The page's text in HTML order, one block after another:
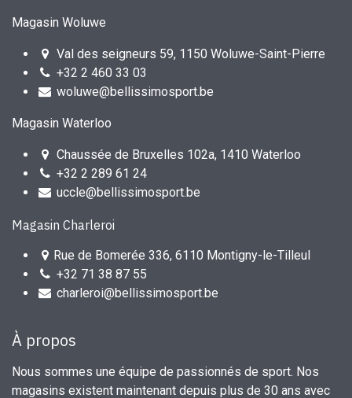
Magasin Woluwe
Val des seigneurs 59, 1150 Woluwe-Saint-Pierre
+32 2 460 33 03
woluwe@bellissimosport.be
Magasin Waterloo
Chaussée de Bruxelles 102a, 1410 Waterloo
+32 2 289 61 24
uccle@bellissimosport.be
Magasin Charleroi
Rue de Bomerée 336, 6110 Montigny-le-Tilleul
+32 71 38 87 55
charleroi@bellissimosport.be
À propos
Nous sommes une équipe de passionnés de sport. Nos
magasins existent maintenant depuis plus de 30 ans avec